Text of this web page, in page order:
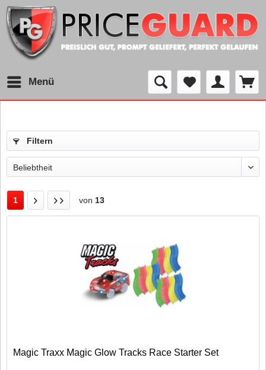
Menü
Filtern
1 von 13
Magic Traxx Magic Glow Tracks Race Starter Set